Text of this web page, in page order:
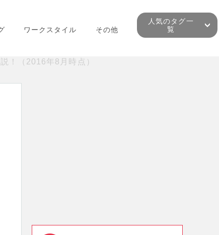
ワークスタイル その他
人気のタグ一
覧
！（2016年8月時点）